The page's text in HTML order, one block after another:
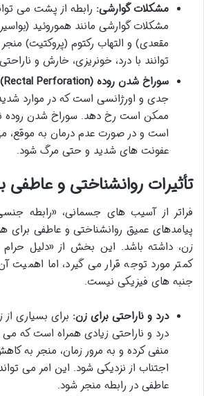
مشکلات گوارشی: رابطه از پشت می
مشکلات گوارشی مانند هموروئید
مقعدی) و التهاب رکتوم (پروکتیت)
توانند با درد، خونریزی، خارش و
سوراخ شدن روده (Rectal Perforation):
جدی و اورژانسی است که در موارد
ممکن است رخ دهد. سوراخ شدن روده
است و در صورت عدم درمان به موقع،
عفونت های شدید و حتی مرگ شود.
تأثیرات روانشناختی و عاطفی
فراتر از آسیب های جسمانی، «رابطه
پیامدهای عمیق روانشناختی و عاطفی
زن، داشته باشد. این بخش از «دلیل
کمتر مورد توجه قرار می گیرد، اما اهمیت
جنبه های فیزیکی نیست.
درد و ناراحتی برای زن: برای بسیاری از
درد و ناراحتی زیادی همراه است که
منفی کرده و به مرور زمان، منجر به
اجتناب از نزدیکی شود. این امر می
عاطفی در رابطه منجر شود.